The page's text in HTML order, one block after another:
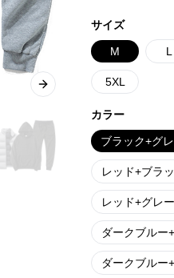
Next slide
サイズ
M L
5XL
カラー
ブラック+グ
レッド+ブラ
レッド+グレー
ダークブルー
ダークブルー